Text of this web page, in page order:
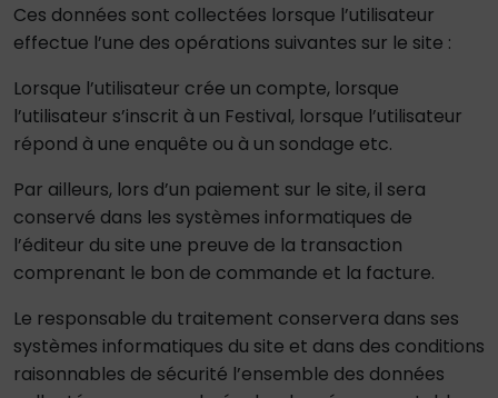
Ces données sont collectées lorsque l’utilisateur
effectue l’une des opérations suivantes sur le site :
Lorsque l’utilisateur crée un compte, lorsque
l’utilisateur s’inscrit à un Festival, lorsque l’utilisateur
répond à une enquête ou à un sondage etc.
Par ailleurs, lors d’un paiement sur le site, il sera
conservé dans les systèmes informatiques de
l’éditeur du site une preuve de la transaction
comprenant le bon de commande et la facture.
Le responsable du traitement conservera dans ses
systèmes informatiques du site et dans des conditions
raisonnables de sécurité l’ensemble des données